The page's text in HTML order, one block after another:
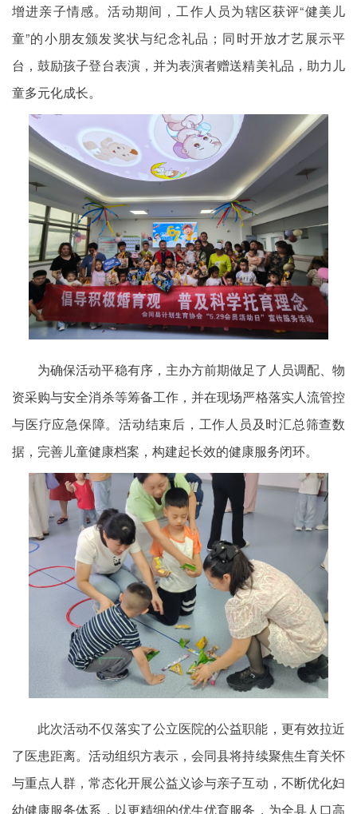
增进亲子情感。活动期间，工作人员为辖区获评“健美儿
童”的小朋友颁发奖状与纪念礼品；同时开放才艺展示平
台，鼓励孩子登台表演，并为表演者赠送精美礼品，助力儿
童多元化成长。
为确保活动平稳有序，主办方前期做足了人员调配、物
资采购与安全消杀等筹备工作，并在现场严格落实人流管控
与医疗应急保障。活动结束后，工作人员及时汇总筛查数
据，完善儿童健康档案，构建起长效的健康服务闭环。
此次活动不仅落实了公立医院的公益职能，更有效拉近
了医患距离。活动组织方表示，会同县将持续聚焦生育关怀
与重点人群，常态化开展公益义诊与亲子互动，不断优化妇
幼健康服务体系，以更精细的优生优育服务，为全县人口高